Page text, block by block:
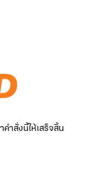
ำสั่งนี้ให้เสร็จสิ้น